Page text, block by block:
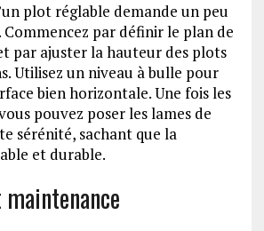
plot réglable demande un peu
par définir le plan de
par ajuster la hauteur des plots
Utilisez un niveau à bulle pour
bien horizontale. Une fois les
pouvez poser les lames de
sérénité, sachant que la
et durable.